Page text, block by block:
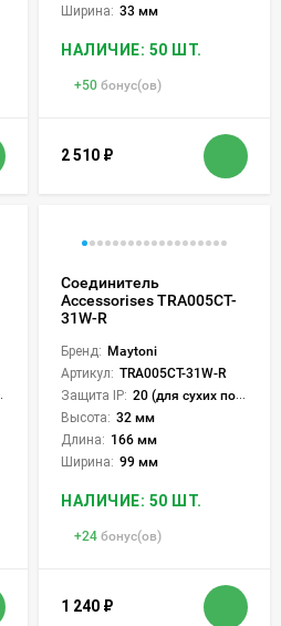
Ширина: 33 мм
НАЛИЧИЕ: 50 ШТ.
+50 бонус(ов)
2 510 ₽
Соединитель
Accessorises TRA005CT-
31W-R
Бренд: Maytoni
Артикул: TRA005CT-31W-R
Защита IP: 20 (для сухих пом.)
Высота: 32 мм
Длина: 166 мм
Ширина: 99 мм
НАЛИЧИЕ: 50 ШТ.
+24 бонус(ов)
1 240 ₽